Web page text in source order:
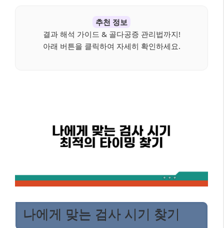
추천 정보
결과 해석 가이드 & 골다공증 관리법까지!
아래 버튼을 클릭하여 자세히 확인하세요.
나에게 맞는 검사 시기 찾기